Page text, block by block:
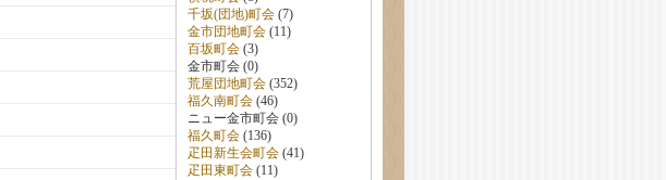
千坂(団地)町会(7)
金市団地町会(11)
百坂町会(3)
金市町会 (0)
荒屋団地町会(352)
福久南町会(46)
ニュー金市町会 (0)
福久町会(136)
疋田新生会町会(41)
疋田東町会(11)